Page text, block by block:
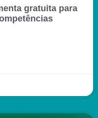
gratuita para